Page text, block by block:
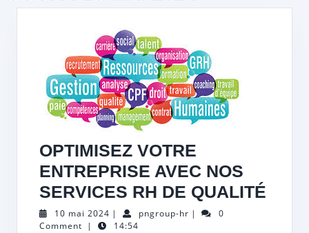
OPTIMISEZ VOTRE
ENTREPRISE AVEC NOS
SERVICES RH DE QUALITÉ
10 mai 2024 10
mai
| pngroup-hrpngroup-
|
0
Comment | 14:54